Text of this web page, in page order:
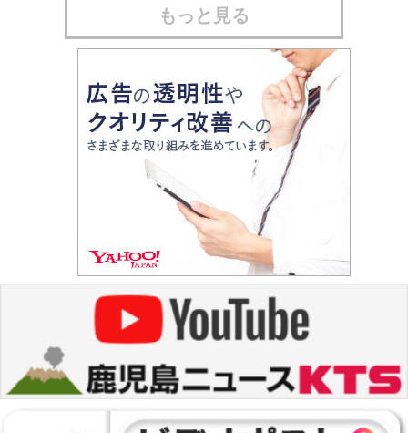
もっと見る